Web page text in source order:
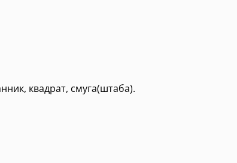
квадрат, смуга(штаба).